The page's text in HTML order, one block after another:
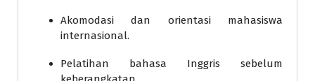
Akomodasi dan orientasi mahasiswa
internasional.
Pelatihan bahasa Inggris sebelum